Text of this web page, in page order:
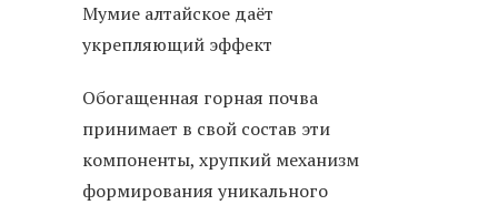
Мумие алтайское даёт
укрепляющий эффект
Обогащенная горная почва
принимает в свой состав эти
компоненты, хрупкий механизм
формирования уникального